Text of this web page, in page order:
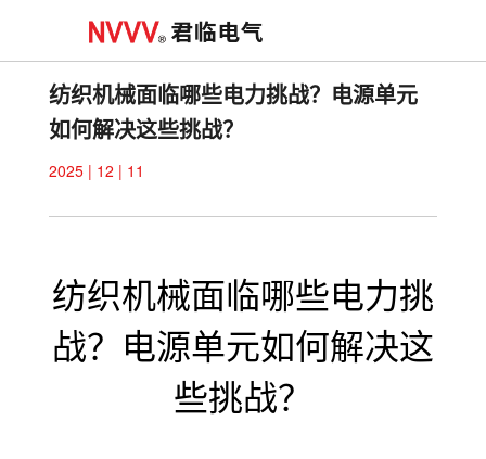
纺织机械面临哪些电力挑战？电源单元
如何解决这些挑战？
2025 | 12 | 11
纺织机械面临哪些电力挑
战？电源单元如何解决这
些挑战？